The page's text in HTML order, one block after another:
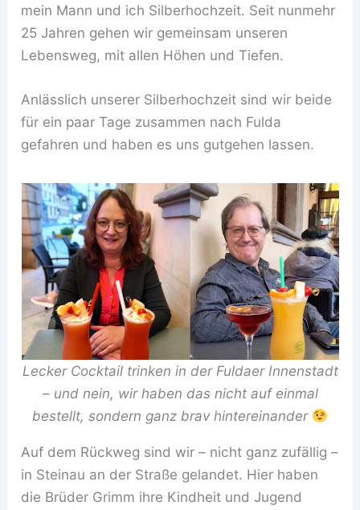
mein Mann und ich Silberhochzeit. Seit nunmehr
25 Jahren gehen wir gemeinsam unseren
Lebensweg, mit allen Höhen und Tiefen.
Anlässlich unserer Silberhochzeit sind wir beide
für ein paar Tage zusammen nach Fulda
gefahren und haben es uns gutgehen lassen.
Lecker Cocktail trinken in der Fuldaer Innenstadt
– und nein, wir haben das nicht auf einmal
bestellt, sondern ganz brav hintereinander
Auf dem Rückweg sind wir – nicht ganz zufällig –
in Steinau an der Straße gelandet. Hier haben
die Brüder Grimm ihre Kindheit und Jugend